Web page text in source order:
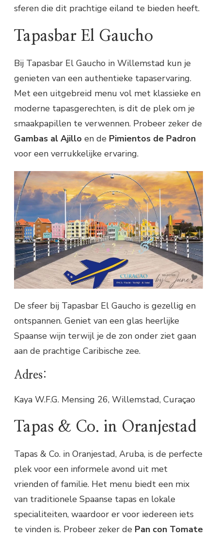
sferen die dit prachtige eiland te bieden heeft.
Tapasbar El Gaucho
Bij Tapasbar El Gaucho in Willemstad kun je
genieten van een authentieke tapaservaring.
Met een uitgebreid menu vol met klassieke en
moderne tapasgerechten, is dit de plek om je
smaakpapillen te verwennen. Probeer zeker de
Gambas al Ajillo en de Pimientos de Padron
voor een verrukkelijke ervaring.
De sfeer bij Tapasbar El Gaucho is gezellig en
ontspannen. Geniet van een glas heerlijke
Spaanse wijn terwijl je de zon onder ziet gaan
aan de prachtige Caribische zee.
Adres:
Kaya W.F.G. Mensing 26, Willemstad, Curaçao
Tapas & Co. in Oranjestad
Tapas & Co. in Oranjestad, Aruba, is de perfecte
plek voor een informele avond uit met
vrienden of familie. Het menu biedt een mix
van traditionele Spaanse tapas en lokale
specialiteiten, waardoor er voor iedereen iets
te vinden is. Probeer zeker de Pan con Tomate